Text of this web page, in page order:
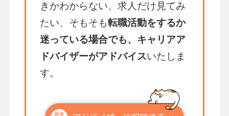
きかわからない、求人だけ見てみ
たい、そもそも転職活動をするか
迷っている場合でも、キャリアア
ドバイザーがアドバイスいたしま
す。